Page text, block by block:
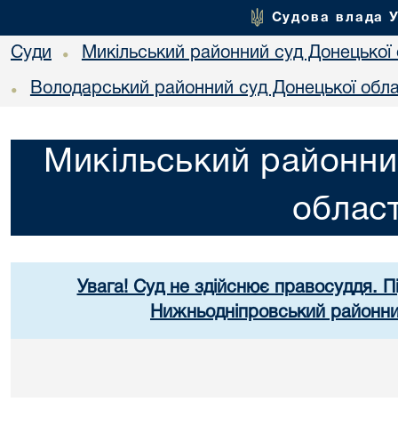
Судова влада
Суди • Микільський районний суд Донецької
• Володарський районний суд Донецької
Микільський
Увага! Суд не здійснює правосуддя.
Нижньодніпровський